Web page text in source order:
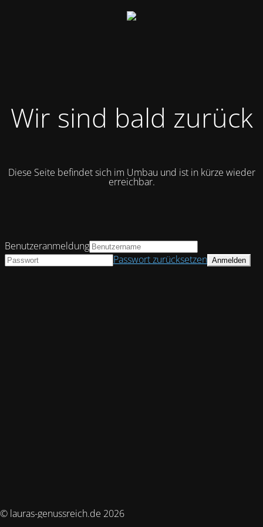
Wir sind bald zurück
Diese Seite befindet sich im Umbau und ist in kürze wieder
erreichbar.
© lauras-genussreich.de 2026
Benutzeranmeldung
Passwort zurücksetzen